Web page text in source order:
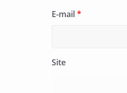
E-mail*
Site